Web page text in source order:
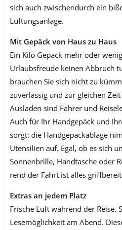
sich auch zwischendurch ein
Lüftungsanlage.
Mit Gepäck von Haus zu Haus
Ein Kilo Gepäck mehr oder
Urlaubsfreude keinen Abbruch
brauchen Sie sich nicht zu
zuverlässig und zur gleichen
Ausladen sind Fahrer und
Auch für Ihr Handgepäck und
sorgt: die Handgepäckablage
Utensilien auf. Egal, ob es sich
Sonnenbrille, Handtasche oder
rend der Fahrt ist alles
Extras an jedem Platz
Frische Luft während der Reise.
Lesemöglichkeit am Abend.